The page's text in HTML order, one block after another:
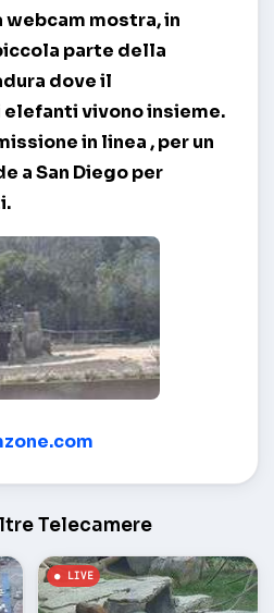
mostra, in
parte della
dove il
vivono insieme.
in linea, per un
a San Diego per
Telecamere